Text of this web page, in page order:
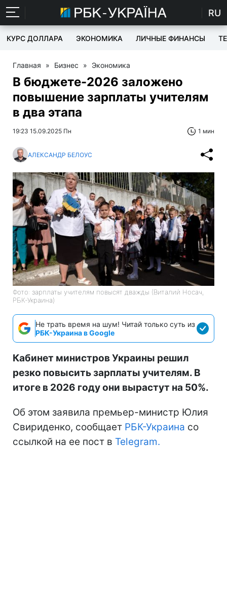
RU
КУРС ДОЛЛАРА ЭКОНОМИКА ЛИЧНЫЕ ФИНАНСЫ
Главная » Бизнес » Экономика
В бюджете-2026 заложено
повышение зарплаты учителям
в два этапа
19:23 15.09.2025 Пн 1 мин
АЛЕКСАНДР БЕЛОУС
Фото: зарплаты учителям повысят дважды (Виталий Носач,
РБК-Украина)
Не трать время на шум! Читай только суть из
РБК-Украина в Google
Кабинет министров Украины решил
резко повысить зарплаты учителям. В
итоге в 2026 году они вырастут на 50%.
Об этом заявила премьер-министр Юлия
Свириденко, сообщает РБК-Украина со
ссылкой на ее пост в Telegram.